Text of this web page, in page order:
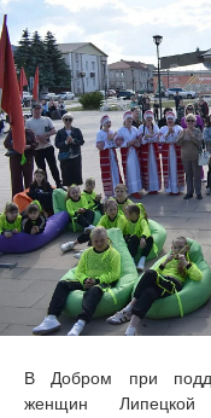
В Добром при
женщин Липецкой